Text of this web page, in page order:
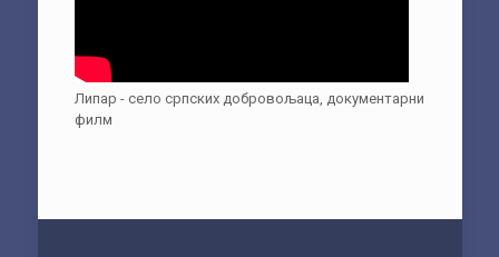
Липар - село српских добровољаца, документарни
филм